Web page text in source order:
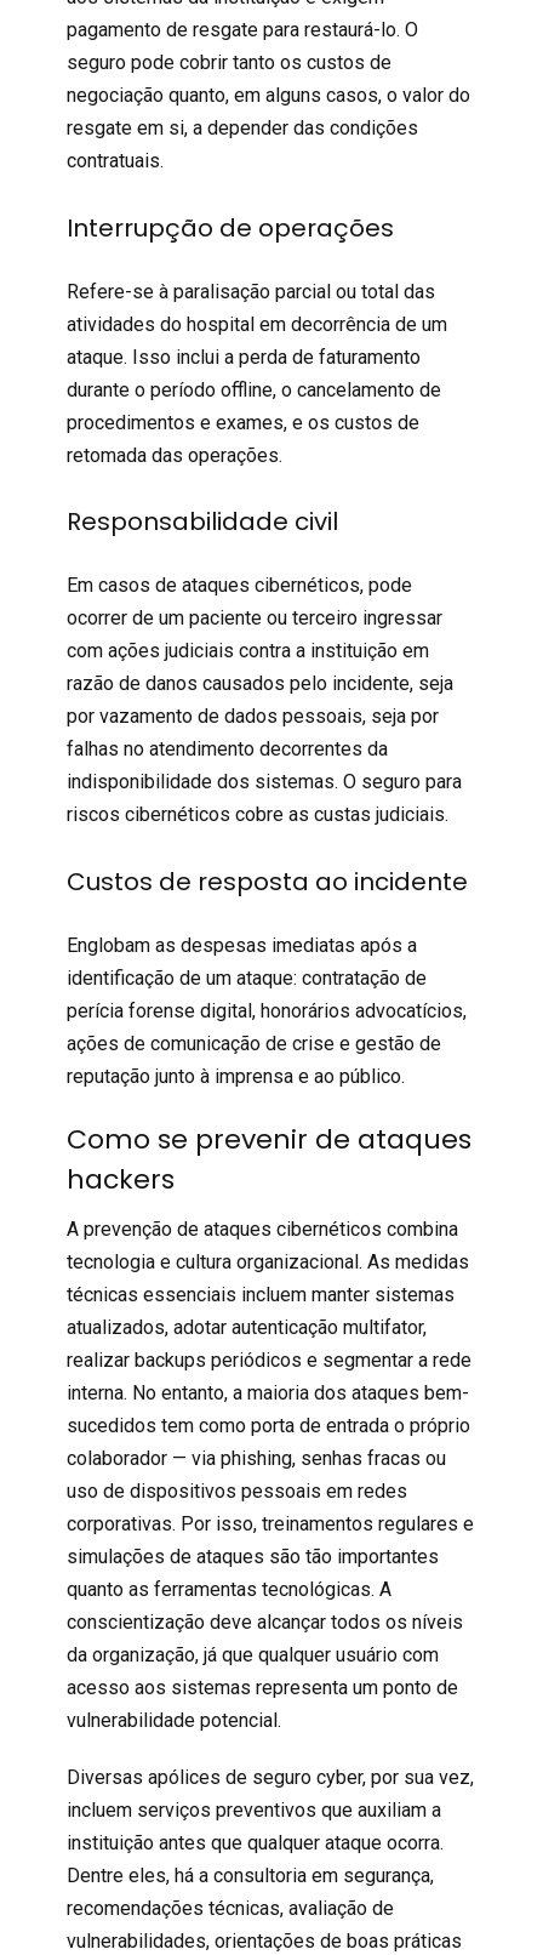
pagamento de resgate para restaurá-lo. O
seguropode cobrir tanto os custos de
negociação quanto, em alguns casos, o valor do
resgate em si, a depender das condições
contratuais.
Interrupção de operações
Refere-se à paralisação parcial ou total das
atividades do hospital em decorrência de um
ataque. Isso inclui a perda de faturamento
durante o período offline, o cancelamento de
procedimentos e exames, e os custos de
retomada das operações.
Responsabilidade civil
Em casos de ataques cibernéticos, pode
ocorrer de um paciente ou terceiroingressar
com ações judiciais contra a instituição em
razão de danos causados pelo incidente, seja
por vazamento de dados pessoais, seja por
falhas no atendimento decorrentes da
indisponibilidade dos sistemas. O seguro para
riscos cibernéticos cobre as custas judiciais.
Custos de resposta ao incidente
Englobam as despesas imediatas após a
identificação de um ataque: contratação de
perícia forense digital, honorários advocatícios,
ações de comunicação de crise e gestão de
reputação junto à imprensa e ao público.
Como se prevenir de ataques
hackers
A prevenção de ataques cibernéticos combina
tecnologia e cultura organizacional. As medidas
técnicas essenciais incluem manter sistemas
atualizados, adotar autenticação multifator,
realizar backups periódicos e segmentar a rede
interna. No entanto, a maioria dos ataques bem-
sucedidos tem como porta de entrada o próprio
colaborador — via phishing, senhas fracas ou
uso de dispositivos pessoais em redes
corporativas. Por isso, treinamentos regulares e
simulações de ataques são tão importantes
quanto as ferramentas tecnológicas. A
conscientização deve alcançar todos os níveis
da organização, já que qualquer usuário com
acesso aos sistemas representa um ponto de
vulnerabilidade potencial.
Diversas apólices de seguro cyber, por sua vez,
incluem serviços preventivos que auxiliam a
instituição antes que qualquer ataque ocorra.
Dentre eles, há a consultoria em segurança,
recomendações técnicas, avaliação de
vulnerabilidades, orientações de boas práticas